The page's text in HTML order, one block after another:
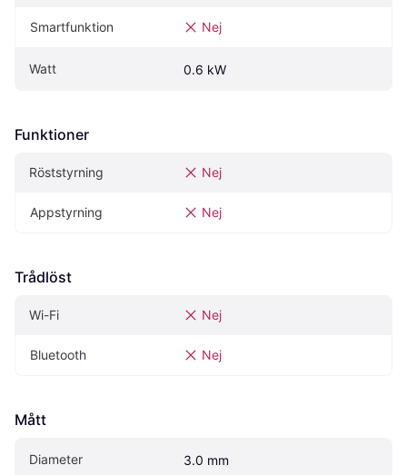
Smartfunktion Nej
Watt 0.6 kW
Funktioner
Röststyrning Nej
Appstyrning Nej
Trådlöst
Wi-Fi Nej
Bluetooth Nej
Mått
Diameter 3.0 mm